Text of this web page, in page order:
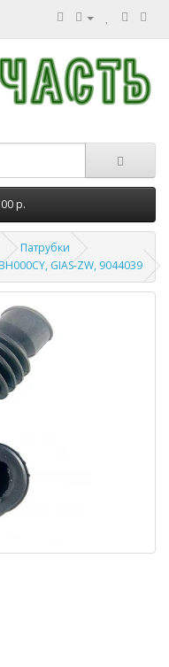
р.
Патрубки
GIAS-ZW, 9044039